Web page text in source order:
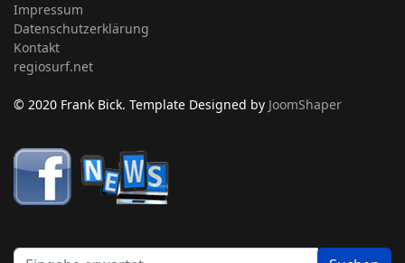
Impressum
Datenschutzerklärung
Kontakt
regiosurf.net
© 2020 Frank Bick. Template Designed by JoomShaper